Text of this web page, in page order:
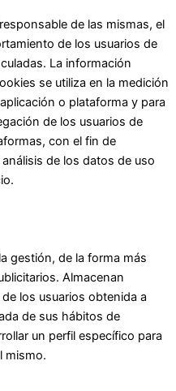
de las mismas, el
de los usuarios de
La información
se utiliza en la medición
o plataforma y para
de los usuarios de
con el fin de
de los datos de uso
gestión, de la forma más
Almacenan
los usuarios obtenida a
de sus hábitos de
un perfil específico para
mismo.